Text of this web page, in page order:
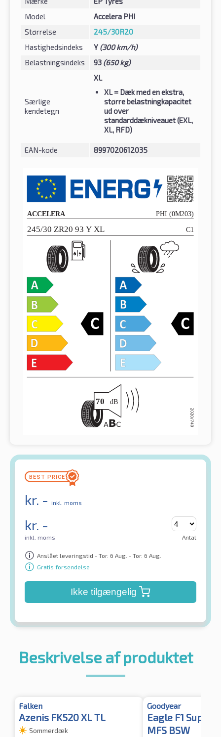
Model
Accelera PHI
Størrelse
245/30R20
Hastighedsindeks
Y (300 km/h)
Belastningsindeks
93 (650 kg)
Særlige
kendetegn
XL
XL= Dæk med en ekstra,
større belastningkapacitet
ud over
standarddækniveauet (EXL,
XL, RFD)
EAN-kode 8997020612035
kr. - inkl. moms
kr. -
inkl. moms Antal
Anslået leveringstid - Tor. 6 Aug. - Tor. 6 Aug.
Gratis forsendelse
Ikke tilgængelig
Beskrivelse af produktet
Falken
Azenis FK520 XL TL
Sommerdæk
Goodyear
Eagle F1
MFS BSW